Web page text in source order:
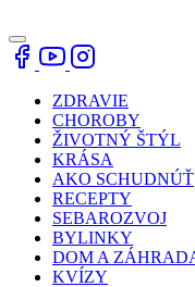
ZDRAVIE
CHOROBY
ŽIVOTNÝ ŠTÝL
KRÁSA
AKO SCHUDNÚŤ
RECEPTY
SEBAROZVOJ
BYLINKY
DOM A
KVÍZY